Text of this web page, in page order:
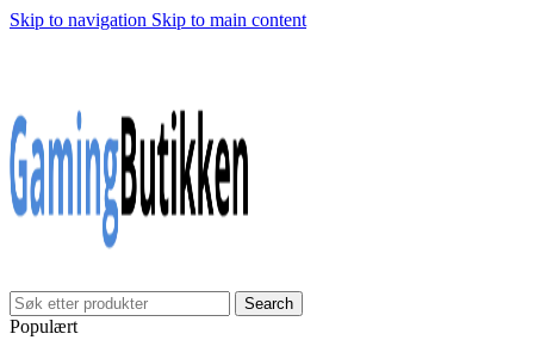
Skip to navigation Skip to main content
Search
Populært